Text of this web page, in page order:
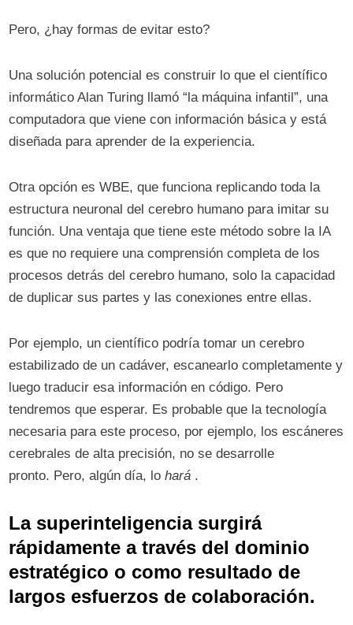
Pero, ¿hay formas de evitar esto?
Una solución potencial es construir lo que el científico
informático Alan Turing llamó “la máquina infantil”, una
computadora que viene con información básica y está
diseñada para aprender de la experiencia.
Otra opción es WBE, que funciona replicando toda la
estructura neuronal del cerebro humano para imitar su
función. Una ventaja que tiene este método sobre la IA
es que no requiere una comprensión completa de los
procesos detrás del cerebro humano, solo la capacidad
de duplicar sus partes y las conexiones entre ellas.
Por ejemplo, un científico podría tomar un cerebro
estabilizado de un cadáver, escanearlo completamente y
luego traducir esa información en código. Pero
tendremos que esperar. Es probable que la tecnología
necesaria para este proceso, por ejemplo, los escáneres
cerebrales de alta precisión, no se desarrolle
pronto. Pero, algún día, lohará .
La superinteligencia surgirá
rápidamente a través del dominio
estratégico o como resultado de
largos esfuerzos de colaboración.